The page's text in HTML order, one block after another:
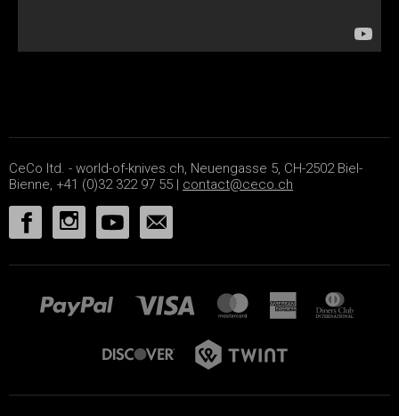
CeCo ltd. - world-of-knives.ch, Neuengasse 5, CH-2502 Biel-
Bienne, +41 (0)32 322 97 55 | contact@ceco.ch